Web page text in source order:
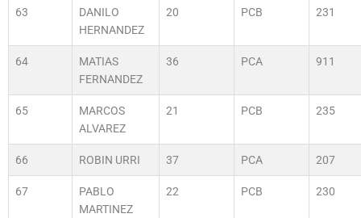
63
DANILO
HERNANDEZ
20 PCB 231
64
MATIAS
FERNANDEZ
36 PCA 911
65
MARCOS
ALVAREZ
21 PCB 235
66 ROBIN URRI 37 PCA 207
67
PABLO
MARTINEZ
22 PCB 230